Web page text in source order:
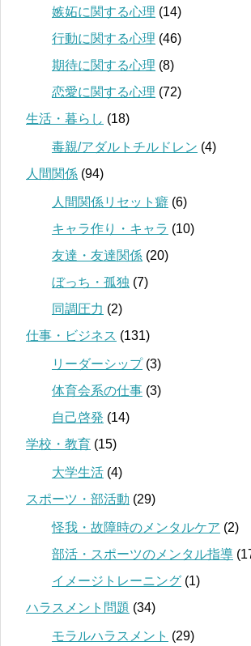
嫉妬に関する心理 (14)
行動に関する心理 (46)
期待に関する心理 (8)
恋愛に関する心理 (72)
生活・暮らし (18)
毒親/アダルトチルドレン (4)
人間関係 (94)
人間関係リセット癖 (6)
キャラ作り・キャラ (10)
友達・友達関係 (20)
ぼっち・孤独 (7)
同調圧力 (2)
仕事・ビジネス (131)
リーダーシップ(3)
体育会系の仕事 (3)
自己啓発 (14)
学校・教育 (15)
大学生活 (4)
スポーツ・部活動 (29)
怪我・故障時のメンタルケア (2)
部活・スポーツのメンタル指導
イメージトレーニング (1)
ハラスメント問題 (34)
モラルハラスメント (29)